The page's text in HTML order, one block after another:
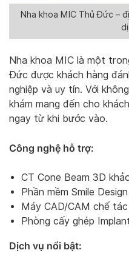
Nha khoa MIC Thủ Đức –
Nha khoa MIC là một
Đức được khách hàng
nghiệp và uy tín. Với
khám mang đến cho
ngay từ khi bước vào.
Công nghệ hỗ trợ:
CT Cone Beam 3D
Phần mềm Smile
Máy CAD/CAM chế
Phòng cấy ghép
Dịch vụ nổi bật: